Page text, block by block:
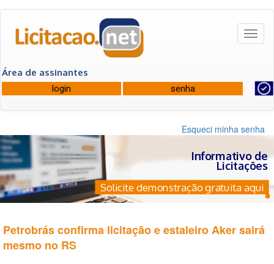
Área de assinantes
Esqueci minha senha
Informativo de
Licitações
Solicite demonstração gratuita aqui
Petrobrás confirma licitação e estaleiro Aker sairá
mesmo no RS